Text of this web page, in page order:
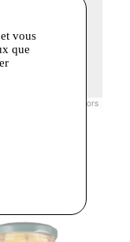
contributors
vous
que